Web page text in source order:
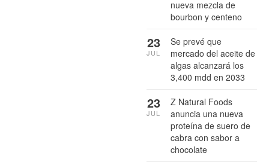
nueva mezcla de
bourbon y centeno
Se prevé que
mercado del aceite de
algas alcanzará los
3,400 mdd en 2033
23
JUL
Z Natural Foods
anuncia una nueva
proteína de suero de
cabra con sabor a
chocolate
23
JUL